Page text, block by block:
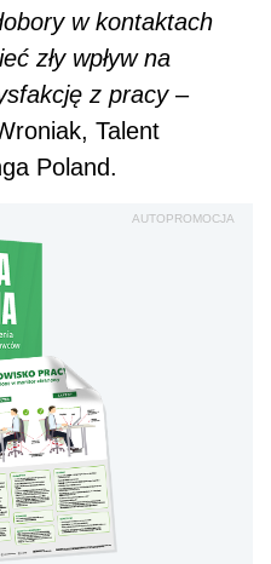
w kontaktach
zły wpływ na
z pracy –
Talent
Poland.
AUTOPROMOCJA